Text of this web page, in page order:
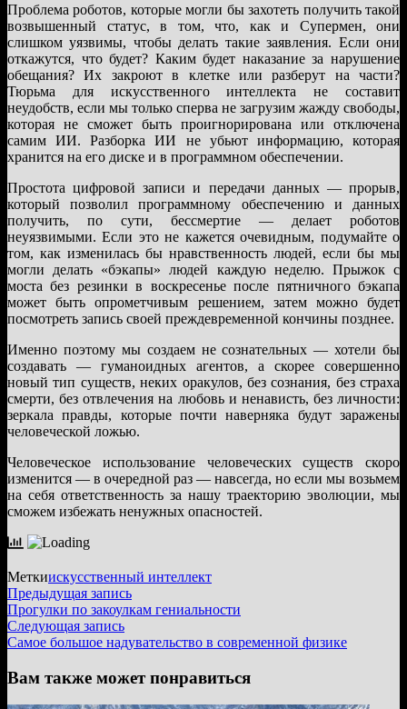
Проблема роботов, которые могли бы захотеть получить такой
возвышенный статус, в том, что, как и Супермен, они
слишком уязвимы, чтобы делать такие заявления. Если они
откажутся, что будет? Каким будет наказание за нарушение
обещания? Их закроют в клетке или разберут на части?
Тюрьма для искусственного интеллекта не составит
неудобств, если мы только сперва не загрузим жажду свободы,
которая не сможет быть проигнорирована или отключена
самим ИИ. Разборка ИИ не убьют информацию, которая
хранится на его диске и в программном обеспечении.
Простота цифровой записи и передачи данных — прорыв,
который позволил программному обеспечению и данных
получить, по сути, бессмертие — делает роботов
неуязвимыми. Если это не кажется очевидным, подумайте о
том, как изменилась бы нравственность людей, если бы мы
могли делать «бэкапы» людей каждую неделю. Прыжок с
моста без резинки в воскресенье после пятничного бэкапа
может быть опрометчивым решением, затем можно будет
посмотреть запись своей преждевременной кончины позднее.
Именно поэтому мы создаем не сознательных — хотели бы
создавать — гуманоидных агентов, а скорее совершенно
новый тип существ, неких оракулов, без сознания, без страха
смерти, без отвлечения на любовь и ненависть, без личности:
зеркала правды, которые почти наверняка будут заражены
человеческой ложью.
Человеческое использование человеческих существ скоро
изменится — в очередной раз — навсегда, но если мы возьмем
на себя ответственность за нашу траекторию эволюции, мы
сможем избежать ненужных опасностей.
Меткиискусственный интеллект
Навигация
по
записям
Предыдущая записьПредыдущая
запись:
Прогулки по закоулкам гениальности
Следующая записьСледующая
запись:
Самое большое надувательство в современной физике
Вам также может понравиться